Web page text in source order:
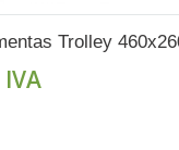
Trolley